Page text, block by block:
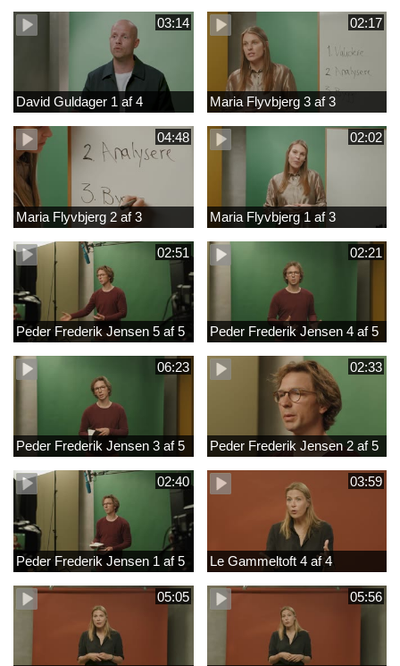
03:14
David Guldager 1 af 4
02:17
Maria Flyvbjerg 3 af 3
04:48
Maria Flyvbjerg 2 af 3
02:02
Maria Flyvbjerg 1 af 3
02:51
Peder Frederik Jensen 5 af 5
02:21
Peder Frederik Jensen 4 af 5
06:23
Peder Frederik Jensen 3 af 5
02:33
Peder Frederik Jensen 2 af 5
02:40
Peder Frederik Jensen 1 af 5
03:59
Le Gammeltoft 4 af 4
05:05 05:56